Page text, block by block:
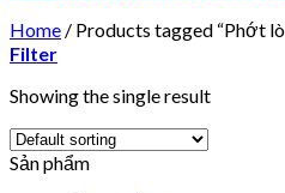
Home / Products tagged “Phớt
Filter
Showing the single result
Sản phẩm